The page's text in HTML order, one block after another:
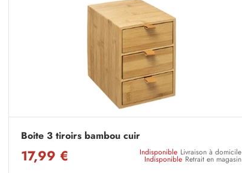
Boite 3 tiroirs bambou cuir
17,99 € Indisponible Livraison à domicile
Indisponible Retrait en magasin